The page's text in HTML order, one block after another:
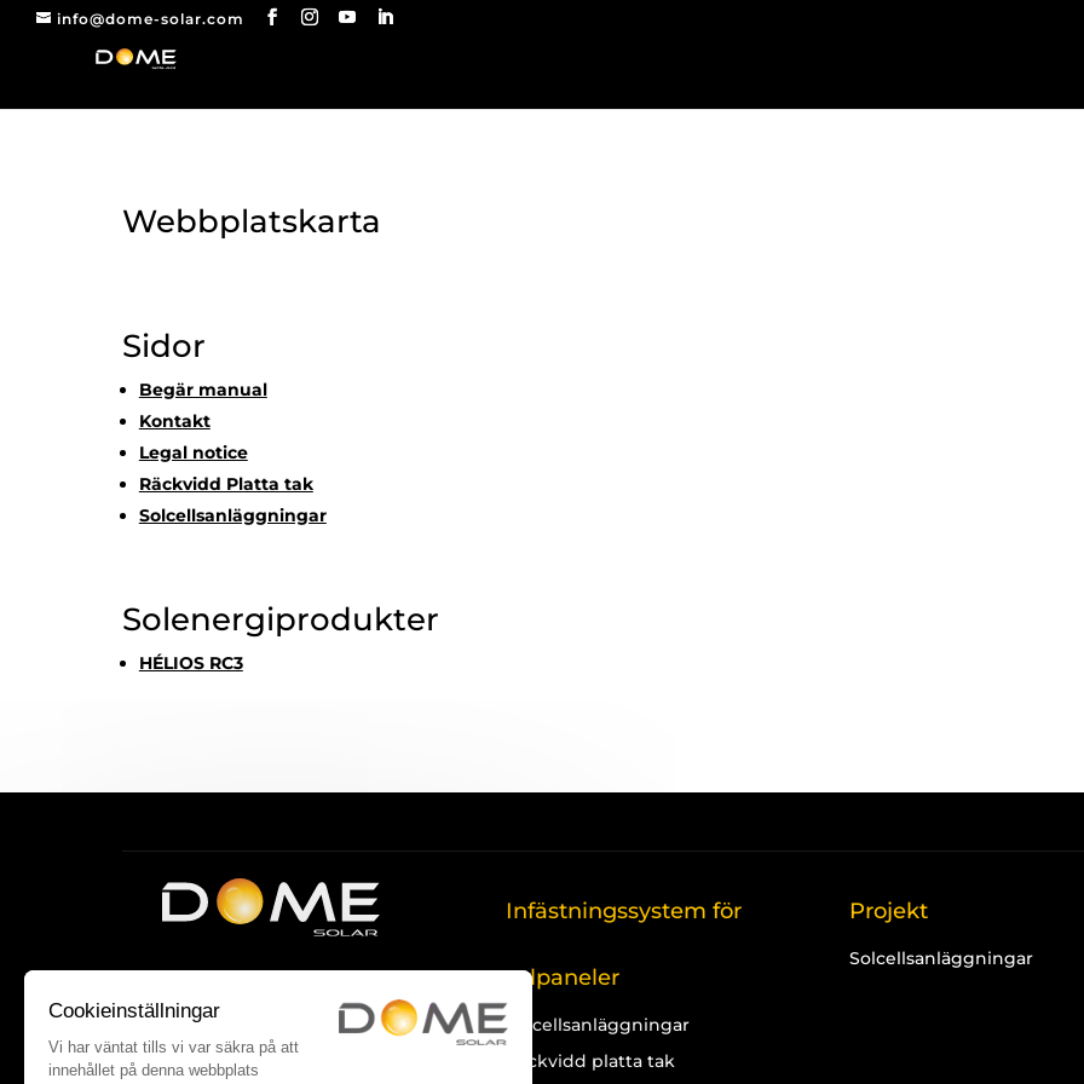
info@dome-solar.com
Webbplatskarta
Sidor
Begär manual
Kontakt
Legal notice
Räckvidd Platta tak
Solcellsanläggningar
Solenergiprodukter
HÉLIOS RC3
Infästningssystem för
solpaneler
Solcellsanläggningar
Rackvidd platta tak
Projekt
Solcellsanläggningar